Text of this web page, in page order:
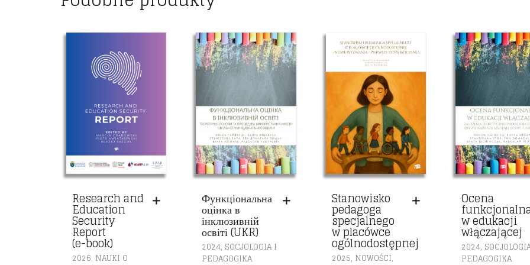
Research and
Education
Security
Report
(e-book)
2026, NAUKI O
Функціональна
оцінка в
інклюзивній
освіті (UKR)
2024, SOCJOLOGIA I
PEDAGOGIKA
Stanowisko
pedagoga
specjalnego
w placówce
ogólnodostępnej
2025, NOWOŚCI,
Ocena
w edukacji
włączającej
2024,
PEDAGOGIKA